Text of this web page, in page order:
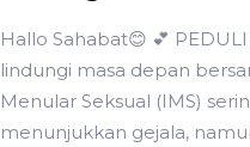
Hallo Sahabat😊 💕
lindungi masa depan
Menular Seksual (IMS)
menunjukkan gejala,